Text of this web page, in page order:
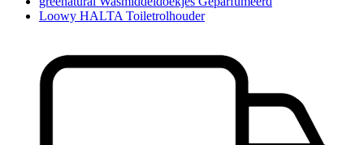
Loowy HALTA Toiletrolhouder